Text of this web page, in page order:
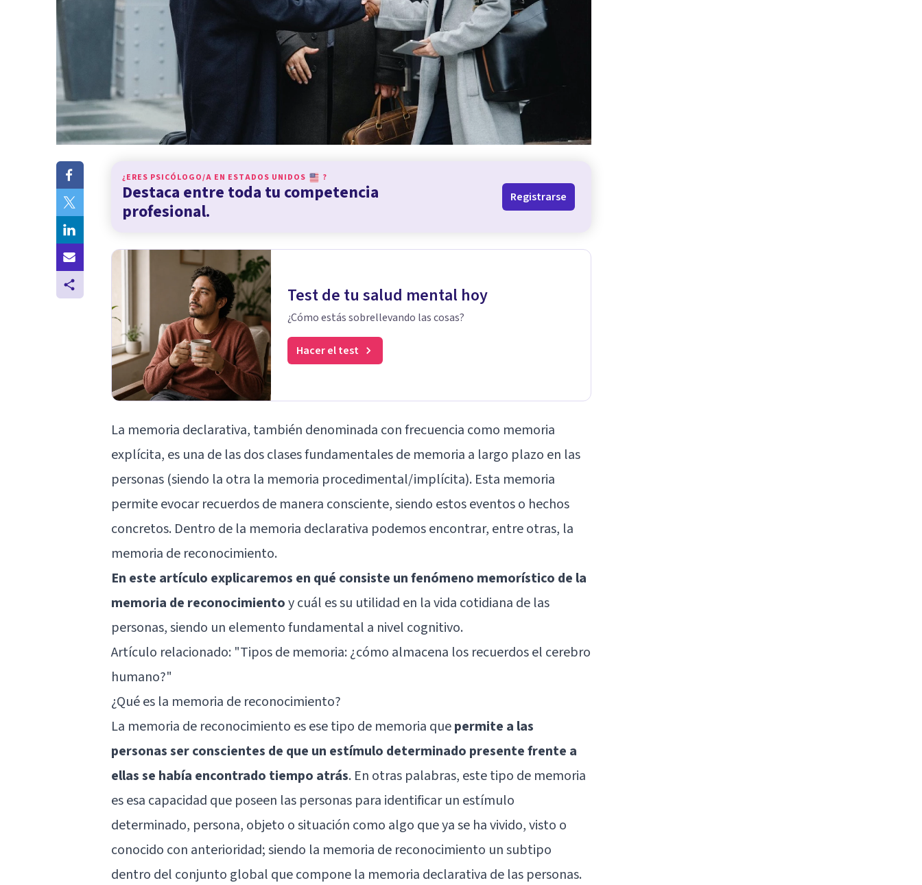
¿ERES PSICÓLOGO/A EN ESTADOS UNIDOS ?
Destaca entre toda tu competencia
profesional.
Registrarse
Test de tu salud mental hoy
¿Cómo estás sobrellevando las cosas?
Hacer el test
La memoria declarativa, también denominada con frecuencia como memoria
explícita, es una de las dos clases fundamentales de memoria a largo plazo en las
personas (siendo la otra la memoria procedimental/implícita). Esta memoria
permite evocar recuerdos de manera consciente, siendo estos eventos o hechos
concretos. Dentro de la memoria declarativa podemos encontrar, entre otras, la
memoria de reconocimiento.
En este artículo explicaremos en qué consiste un fenómeno memorístico de la
memoria de reconocimientoy cuál es su utilidad en la vida cotidiana de las
personas, siendo un elemento fundamental a nivel cognitivo.
Artículo relacionado: "Tipos de memoria: ¿cómo almacena los recuerdos el cerebro
humano?"
¿Qué es la memoria de reconocimiento?
La memoria de reconocimiento es ese tipo de memoria quepermite a las
personas ser conscientes de que un estímulo determinado presente frente a
ellas se había encontrado tiempo atrás. En otras palabras, este tipo de memoria
es esa capacidad que poseen las personas para identificar un estímulo
determinado, persona, objeto o situación como algo que ya se ha vivido, visto o
conocido con anterioridad; siendo la memoria de reconocimiento un subtipo
dentro del conjunto global que compone la memoria declarativa de las personas.